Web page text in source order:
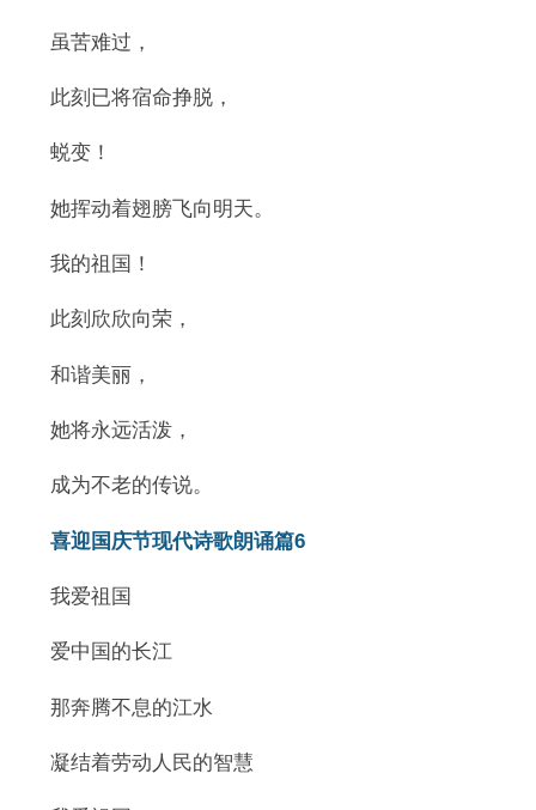
虽苦难过，
此刻已将宿命挣脱，
蜕变！
她挥动着翅膀飞向明天。
我的祖国！
此刻欣欣向荣，
和谐美丽，
她将永远活泼，
成为不老的传说。
喜迎国庆节现代诗歌朗诵篇6
我爱祖国
爱中国的长江
那奔腾不息的江水
凝结着劳动人民的智慧